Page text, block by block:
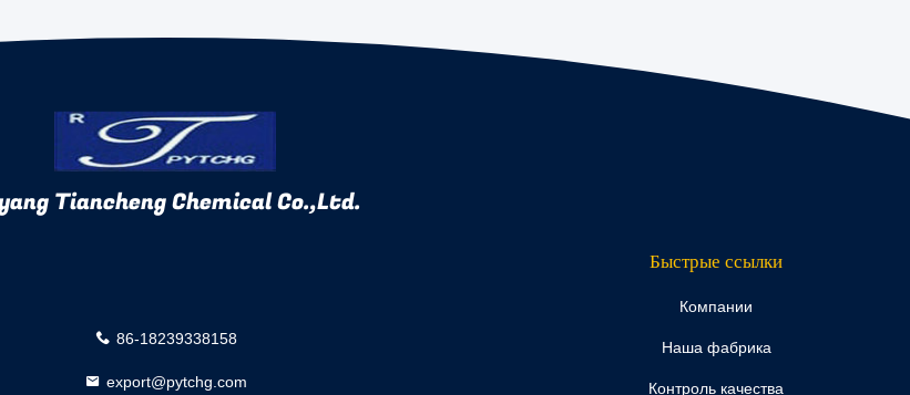
Tiancheng Chemical Co.,Ltd.
86-18239338158
export@pytchg.com
Быстрые ссылки
Компании
Наша фабрика
Контроль качества